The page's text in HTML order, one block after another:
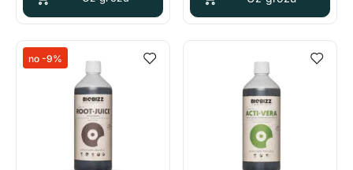
no -9%